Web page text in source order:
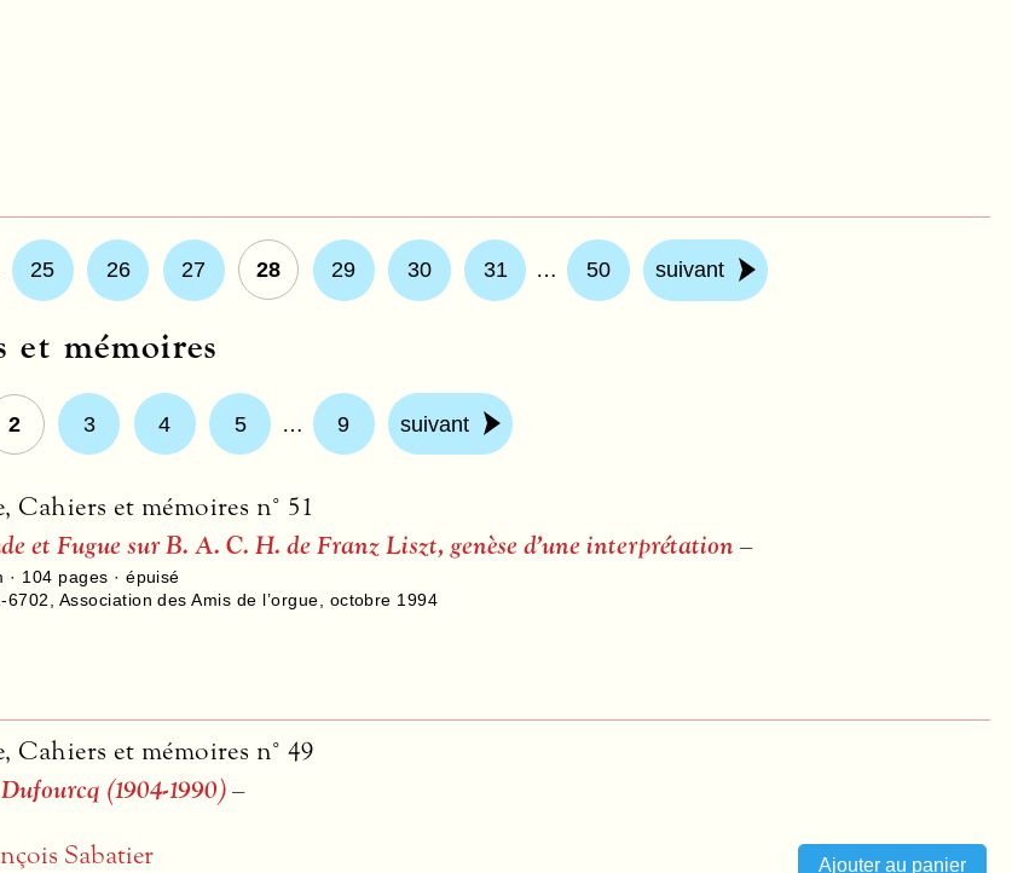
25 26 27 28 29 30 31 … 50 suivant
et mémoires
2 3 4 5 … 9 suivant
Cahiers et mémoires n° 51
et Fugue sur B. A. C. H. de Franz Liszt, genèse d’une interprétation –
· 104 pages · épuisé
6702, Association des Amis de l’orgue, octobre 1994
Cahiers et mémoires n° 49
(1904-1990)–
Sabatier